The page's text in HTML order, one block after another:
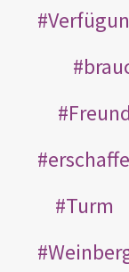
Turm